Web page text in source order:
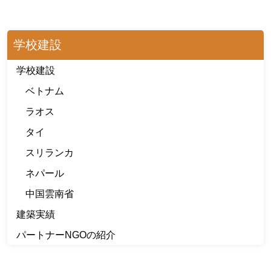
学校建設
学校建設
ベトナム
ラオス
タイ
スリランカ
ネパール
中国雲南省
建築実績
パートナーNGOの紹介